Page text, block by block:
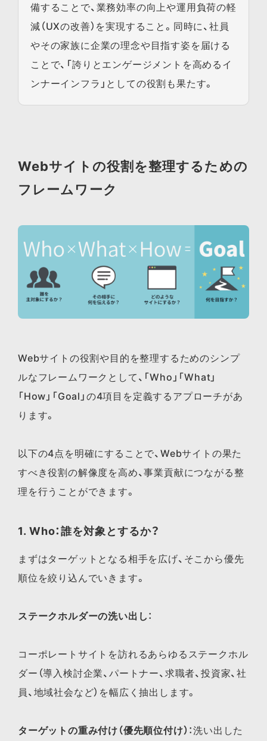
備することで、業務効率の向上や運用負荷の軽
減（UXの改善）を実現すること。同時に、社員
やその家族に企業の理念や目指す姿を届ける
ことで、「誇りとエンゲージメントを高めるイ
ンナーインフラ」としての役割も果たす。
Webサイトの役割を整理するための
フレームワーク
Webサイトの役割や目的を整理するためのシンプ
ルなフレームワークとして、「Who」「What」
「How」「Goal」の4項目を定義するアプローチがあ
ります。
以下の4点を明確にすることで、Webサイトの果た
すべき役割の解像度を高め、事業貢献につながる整
理を行うことができます。
1. Who：誰を対象とするか？
まずはターゲットとなる相手を広げ、そこから優先
順位を絞り込んでいきます。
ステークホルダーの洗い出し ：
コーポレートサイトを訪れるあらゆるステークホル
ダー（導入検討企業、パートナー、求職者、投資家、社
員、地域社会など）を幅広く抽出します。
ターゲットの重み付け（優先順位付け） ：洗い出した